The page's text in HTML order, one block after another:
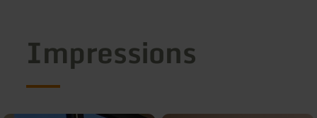
Impressions